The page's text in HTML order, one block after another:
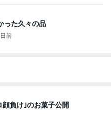
った久々の品
前
負け｣のお菓子公開